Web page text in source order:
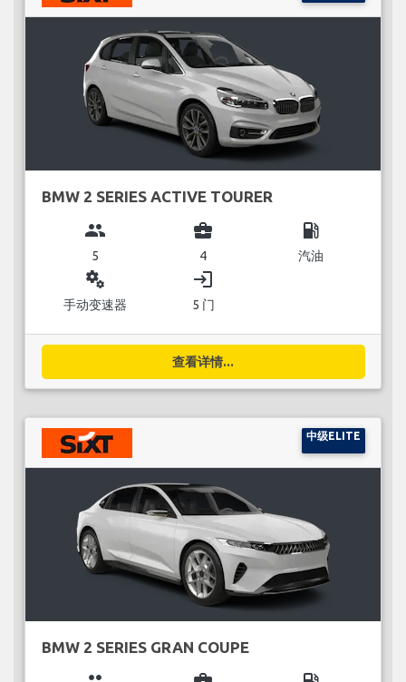
BMW 2 SERIES ACTIVE TOURER
group
5
business_center
4
local_gas_station
汽油
miscellaneous_services
手动变速器
login
5 门
查看详情...
中级ELITE
BMW 2 SERIES GRAN COUPE